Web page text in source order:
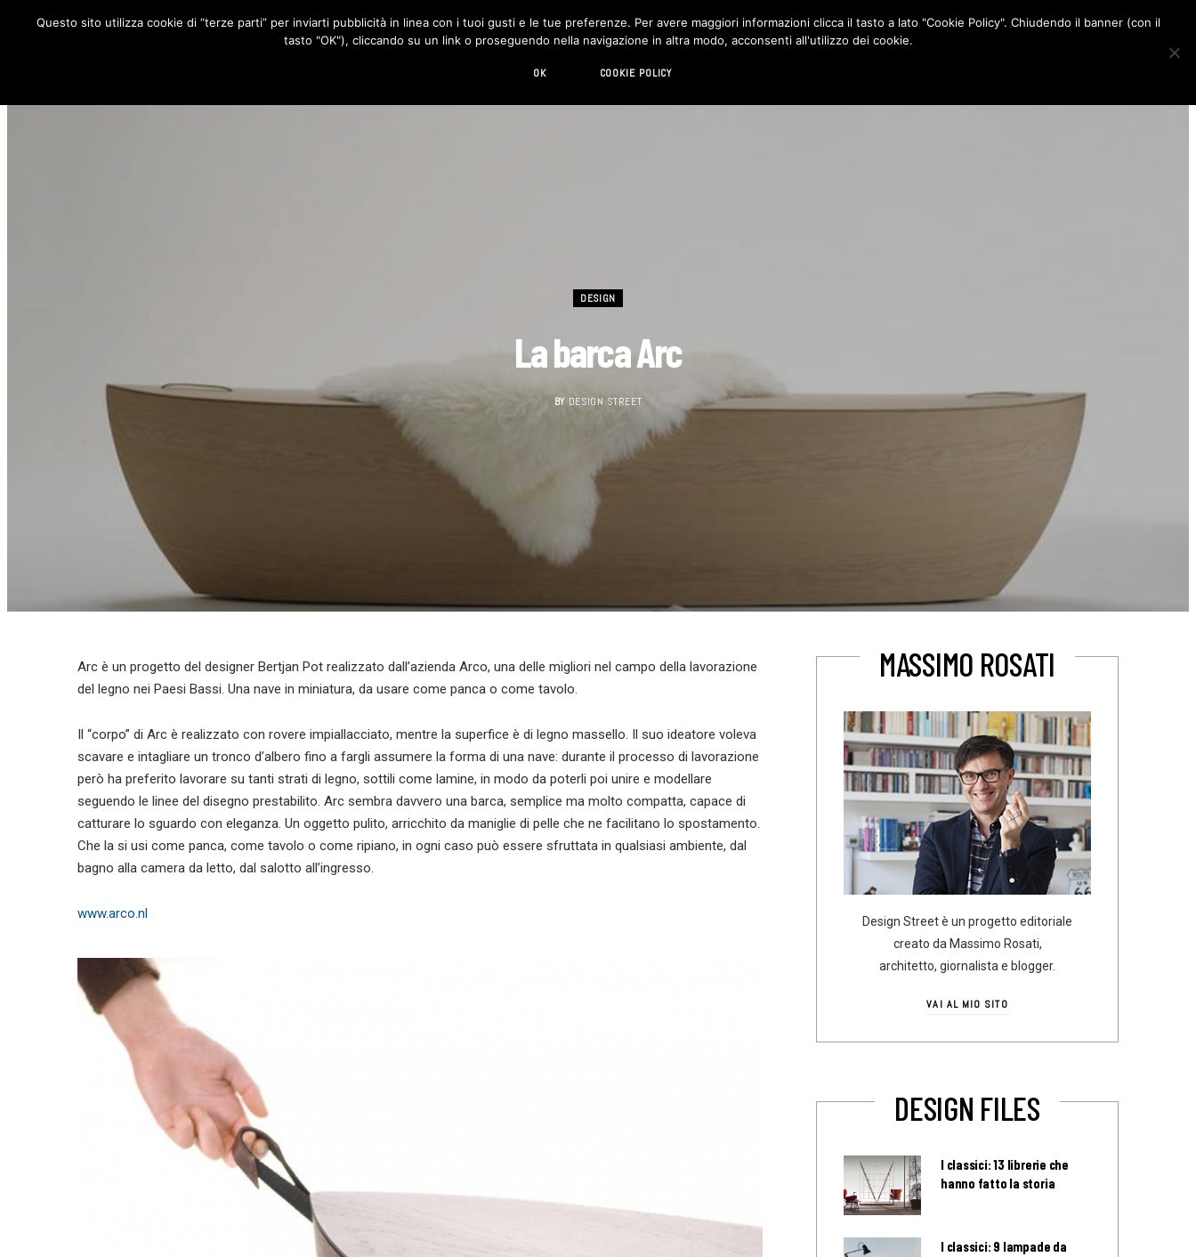
RUBRICHE DESIGN LIVING HI-TECH CHI SIAMO CONTATTI
o
g
r
d
DESIGN
La barca Arc
BY DESIGN STREET
Arc è un progetto del designer Bertjan Pot realizzato dall’azienda Arco, una delle migliori nel campo della lavorazione
del legno nei Paesi Bassi. Una nave in miniatura, da usare come panca o come tavolo.
Il “corpo” di Arc è realizzato con rovere impiallacciato, mentre la superfice è di legno massello. Il suo ideatore voleva
scavare e intagliare un tronco d’albero fino a fargli assumere la forma di una nave: durante il processo di lavorazione
però ha preferito lavorare su tanti strati di legno, sottili come lamine, in modo da poterli poi unire e modellare
seguendo le linee del disegno prestabilito. Arc sembra davvero una barca, semplice ma molto compatta, capace di
catturare lo sguardo con eleganza. Un oggetto pulito, arricchito da maniglie di pelle che ne facilitano lo spostamento.
Che la si usi come panca, come tavolo o come ripiano, in ogni caso può essere sfruttata in qualsiasi ambiente, dal
bagno alla camera da letto, dal salotto all’ingresso.
www.arco.nl
MASSIMO ROSATI
Design Street è un progetto editoriale
creato da Massimo Rosati,
architetto, giornalista e blogger.
VAI AL MIO SITO
DESIGN FILES
I classici: 13 librerie che
hanno fatto la storia
I classici: 9 lampade da
Questo sito utilizza cookie di “terze parti” per inviarti pubblicità in linea con i tuoi gusti e le tue preferenze. Per avere maggiori informazioni clicca il tasto a lato "Cookie Policy". Chiudendo il banner (con il
tasto "OK"), cliccando su un link o proseguendo nella navigazione in altra modo, acconsenti all'utilizzo dei cookie.
OK COOKIE POLICY